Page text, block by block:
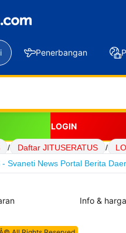
Penerbangan
LOGIN
/ Daftar JITUSERATUS /
- Svaneti News Portal Berita
Info & harga